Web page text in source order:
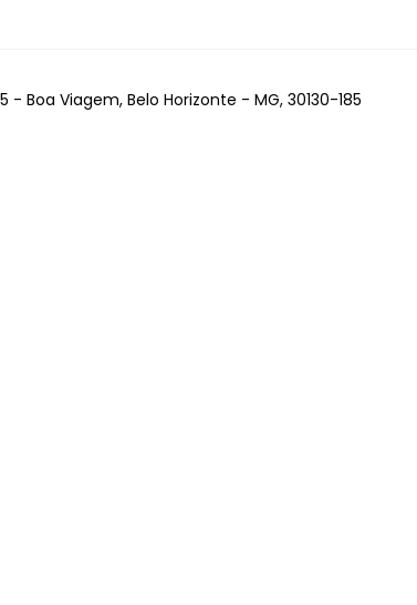
- Boa Viagem, Belo Horizonte - MG, 30130-185